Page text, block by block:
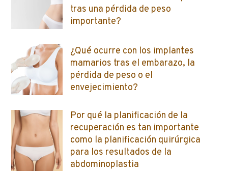
tras una pérdida de peso
importante?
¿Qué ocurre con los implantes
mamarios tras el embarazo, la
pérdida de peso o el
envejecimiento?
Por qué la planificación de la
recuperación es tan importante
como la planificación quirúrgica
para los resultados de la
abdominoplastia